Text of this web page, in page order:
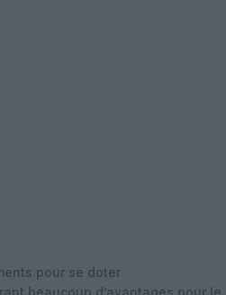
pour se doter
beaucoup d’avantages pour le